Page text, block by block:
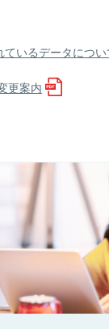
いるデータについ
更案内